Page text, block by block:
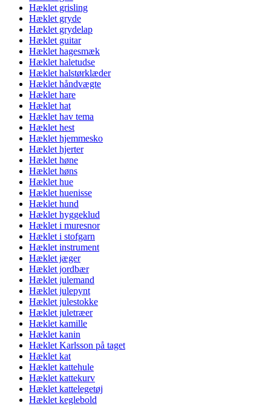
Hæklet grisling
Hæklet gryde
Hæklet grydelap
Hæklet guitar
Hæklet hagesmæk
Hæklet haletudse
Hæklet halstørklæder
Hæklet håndvægte
Hæklet hare
Hæklet hat
Hæklet hav tema
Hæklet hest
Hæklet hjemmesko
Hæklet hjerter
Hæklet høne
Hæklet høns
Hæklet hue
Hæklet huenisse
Hæklet hund
Hæklet hyggeklud
Hæklet i muresnor
Hæklet i stofgarn
Hæklet instrument
Hæklet jæger
Hæklet jordbær
Hæklet julemand
Hæklet julepynt
Hæklet julestokke
Hæklet juletræer
Hæklet kamille
Hæklet kanin
Hæklet Karlsson på taget
Hæklet kat
Hæklet kattehule
Hæklet kattekurv
Hæklet kattelegetøj
Hæklet keglebold